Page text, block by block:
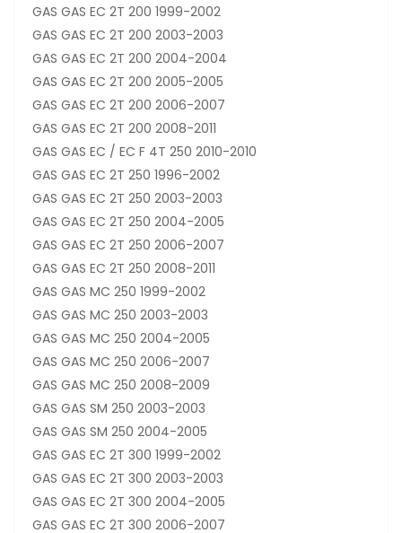
GAS GAS EC 2T 200 1999-2002
GAS GAS EC 2T 200 2003-2003
GAS GAS EC 2T 200 2004-2004
GAS GAS EC 2T 200 2005-2005
GAS GAS EC 2T 200 2006-2007
GAS GAS EC 2T 200 2008-2011
GAS GAS EC / EC F 4T 250 2010-2010
GAS GAS EC 2T 250 1996-2002
GAS GAS EC 2T 250 2003-2003
GAS GAS EC 2T 250 2004-2005
GAS GAS EC 2T 250 2006-2007
GAS GAS EC 2T 250 2008-2011
GAS GAS MC 250 1999-2002
GAS GAS MC 250 2003-2003
GAS GAS MC 250 2004-2005
GAS GAS MC 250 2006-2007
GAS GAS MC 250 2008-2009
GAS GAS SM 250 2003-2003
GAS GAS SM 250 2004-2005
GAS GAS EC 2T 300 1999-2002
GAS GAS EC 2T 300 2003-2003
GAS GAS EC 2T 300 2004-2005
GAS GAS EC 2T 300 2006-2007